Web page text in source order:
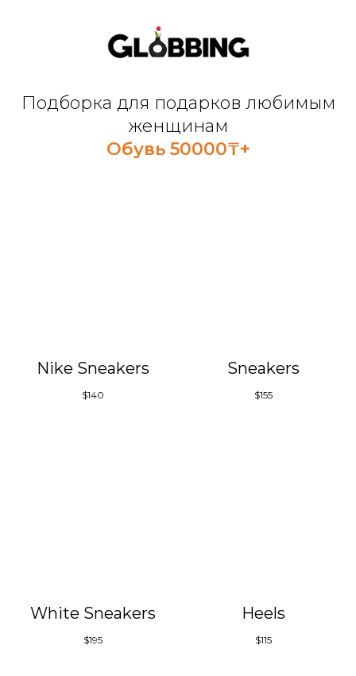
Подборка для подарков любимым
женщинам
Обувь 50000₸+
Nike Sneakers
$140
Sneakers
$155
White Sneakers
$195
Heels
$115